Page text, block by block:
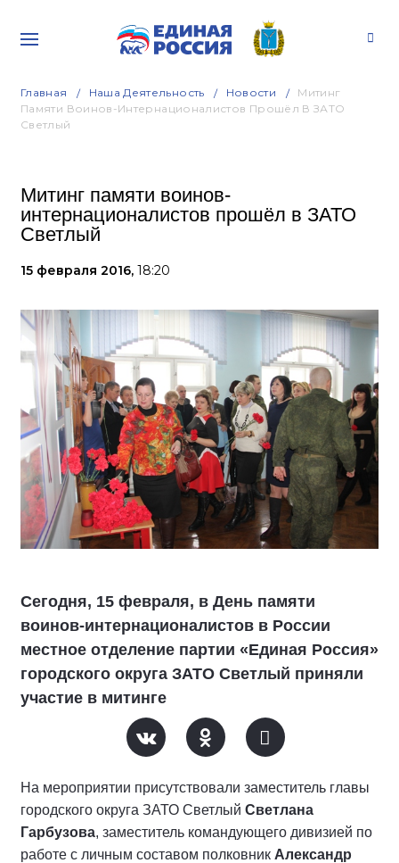
Главная Наша Деятельность Новости
Митинг
Памяти Воинов-Интернационалистов Прошёл В ЗАТО
Светлый
Митинг памяти воинов-
интернационалистов прошёл в ЗАТО
Светлый
15 февраля 2016, 18:20
Сегодня, 15 февраля, в День памяти
воинов-интернационалистов в России
местное отделение партии «Единая Россия»
городского округа ЗАТО Светлый приняли
участие в митинге
На мероприятии присутствовали заместитель главы
городского округа ЗАТО Светлый Светлана
Гарбузова, заместитель командующего дивизией по
работе с личным составом полковник Александр